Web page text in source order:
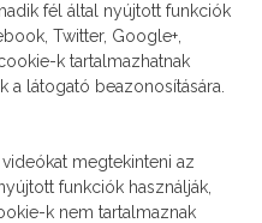
fél által nyújtott funkciók
Twitter, Google+,
k tartalmazhatnak
a látogató beazonosítására.
megtekinteni az
funkciók használják,
k nem tartalmaznak